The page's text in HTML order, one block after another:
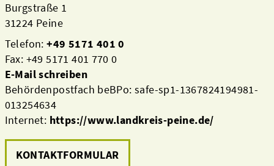
Burgstraße 1
31224 Peine
Telefon:+49 5171 401 0
Fax: +49 5171 401 770 0
E-Mail schreiben
Behördenpostfach beBPo: safe-sp1-1367824194981-
013254634
Internet: https://www.landkreis-peine.de/
KONTAKTFORMULAR